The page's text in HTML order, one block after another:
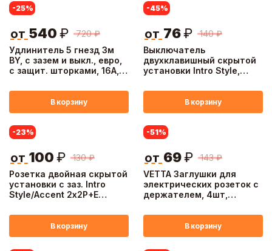
Удлинитель 5 гнезд 3м
BY, с зазем и выкл., евро,
с защит. шторками, 16A,
-25%
720 ₽
от 540 ₽
В корзину
Выключатель
двухклавишный скрытой
установки Intro Style,
01, белый
-45%
140 ₽
от 76₽
В корзину
Розетка двойная скрытой
установки с заз. Intro
Style/Accent 2х2P+E
белая
-23%
130 ₽
от 100 ₽
В корзину
VETTA Заглушки для
электрических розеток с
держателем, 4шт,
-51%
143 ₽
от 69₽
В корзину